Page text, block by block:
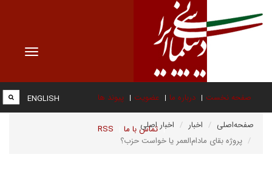
Toggle
صفحه نخست درباره ما عضویت پیوند ها
تماس با ما RSS
ENGLISH
صفحه‌اصلی اخبار
اخبار اصلی
پروژه بقای مادام‌العمر یا خواست حزب؟